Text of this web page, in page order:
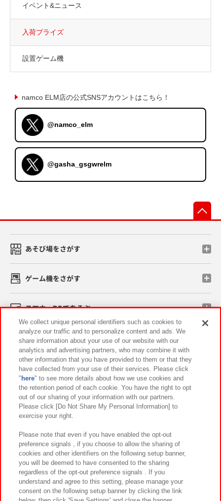
イベント&ニュース
入荷プライズ
設置ゲーム機
namco ELM店の公式SNSアカウントはこちら！
@namco_elm
@gasha_gsgwrelm
あそび場をさがす
ゲーム機をさがす
スマホ・PCであそぶ
イベント・キャンペーン
関連会社 サステナビリティ サイトポリシー
プライバシーポリシー ウェブアクセシビリティ方針と検証結果
お取引先さまとともに
カスタマーハラスメント対応方針 よくあるご質問・お問い合わせ
We collect unique personal identifiers such as cookies to
analyze our traffic and to personalize content and ads. We
share information about your use of our website with our
analytics and advertising partners, who may combine it with
other information that you have provided to them or that they
have collected from your use of their services. Please click
" here" to see more details about how we use cookies and
the retention period of each cookie. You have the right to opt
out of our sharing of your information with our partners.
Please click [Do Not Share My Personal Information] to
exercise your right.
Please note that even if you have enabled the opt-out
preference signals , if you choose to allow the sharing of
cookies and other identifiers on the following setup banner,
you will be deemed to have consented to the sharing
regardless of the opt-out preference signals . If you
understand and agree to this setting, please manage your
consent on the following setup banner by clicking the link